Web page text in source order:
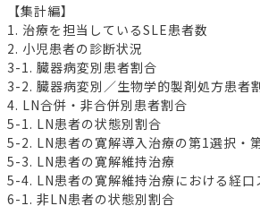
【集計編】
1. 治療を担当しているSLE患者数
2. 小児患者の診断状況
3-1. 臓器病変別患者割合
3-2. 臓器病変別／生物学的製剤処方患者
4. LN合併・非合併別患者割合
5-1. LN患者の状態別割合
5-2. LN患者の寛解導入治療の第1選択・
5-3. LN患者の寛解維持治療
5-4. LN患者の寛解維持治療における経口
6-1. 非LN患者の状態別割合